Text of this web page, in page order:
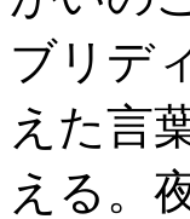
ブリデ
えた言
える。